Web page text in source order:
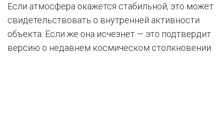
Если атмосфера окажется стабильной, это может
свидетельствовать о внутренней активности
объекта. Если же она исчезнет — это подтвердит
версию о недавнем космическом столкновении.